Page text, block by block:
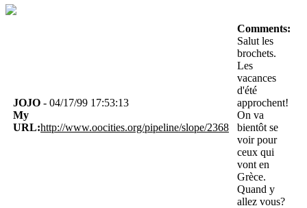
JOJO - 04/17/99 17:53:13
My
URL:http://www.oocities.org/pipeline/slope/2368
Comments:
Salut les
brochets.
Les
vacances
d'été
approchent!
On va
bientôt se
voir pour
ceux qui
vont en
Grèce.
Quand y
allez vous?